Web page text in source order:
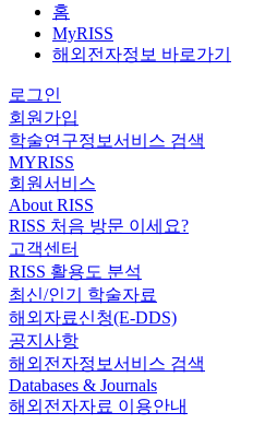
홈
MyRISS
해외전자정보 바로가기
로그인
회원가입
학술연구정보서비스 검색
MYRISS
회원서비스
About RISS
RISS 처음 방문 이세요?
고객센터
RISS 활용도 분석
최신/인기 학술자료
해외자료신청(E-DDS)
공지사항
해외전자정보서비스 검색
Databases & Journals
해외전자자료 이용안내